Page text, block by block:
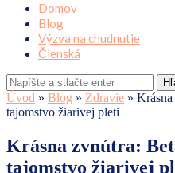
Domov
Blog
Výzva na chudnutie
Členská
Úvod » Blog » Zdravie »
tajomstvo žiarivej pleti
Krásna zvnútra:
tajomstvo žiarivej